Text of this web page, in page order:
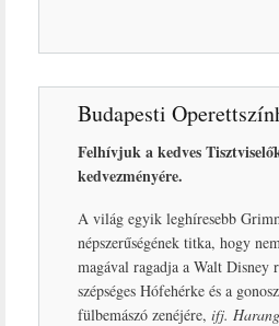
Budapesti
Felhívjuk a kedves
kedvezményére.
A világ egyik leghíresebb
népszerűségének titka, hogy
magával ragadja a Walt
szépséges Hófehérke és a
fülbemászó zenéjére, ifj.